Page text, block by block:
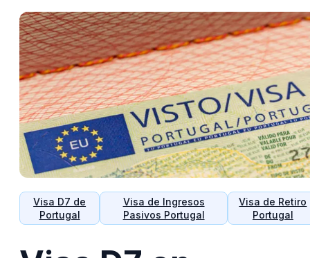
Visa D7 de
Portugal
Visa de Ingresos
Pasivos Portugal
Visa de Retiro
Portugal